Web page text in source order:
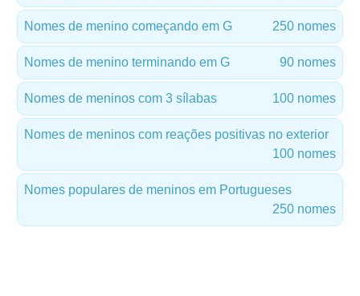
Nomes de menino começando em G 250 nomes
Nomes de menino terminando em G 90 nomes
Nomes de meninos com 3 sílabas 100 nomes
Nomes de meninos com reações positivas no exterior
100 nomes
Nomes populares de meninos em Portugueses
250 nomes